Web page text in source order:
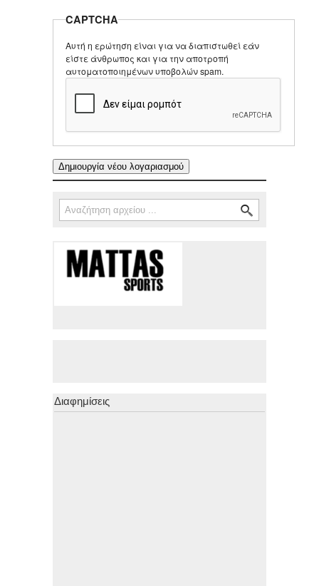
CAPTCHA
Αυτή η ερώτηση είναι για να διαπιστωθεί εάν
είστε άνθρωπος και για την αποτροπή
αυτοματοποιημένων υποβολών spam.
Φόρμα αναζήτησης
Αναζήτηση
Διαφημίσεις